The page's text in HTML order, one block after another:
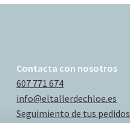
Contacta con nosotros
607 771 674
info@eltallerdechloe.es
Seguimiento de tus pedidos